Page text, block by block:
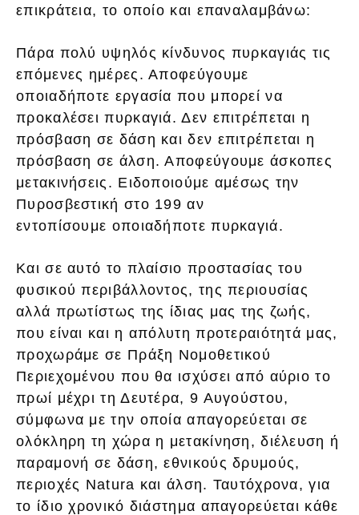
επικράτεια, το οποίο και επαναλαμβάνω:
Πάρα πολύ υψηλός κίνδυνος πυρκαγιάς τις
επόμενες ημέρες. Αποφεύγουμε
οποιαδήποτε εργασία που μπορεί να
προκαλέσει πυρκαγιά. Δεν επιτρέπεται η
πρόσβαση σε δάση και δεν επιτρέπεται η
πρόσβαση σε άλση. Αποφεύγουμε άσκοπες
μετακινήσεις. Ειδοποιούμε αμέσως την
Πυροσβεστική στο 199 αν
εντοπίσουμε οποιαδήποτε πυρκαγιά.
Και σε αυτό το πλαίσιο προστασίας του
φυσικού περιβάλλοντος, της περιουσίας
αλλά πρωτίστως της ίδιας μας της ζωής,
που είναι και η απόλυτη προτεραιότητά μας,
προχωράμε σε Πράξη Νομοθετικού
Περιεχομένου που θα ισχύσει από αύριο το
πρωί μέχρι τη Δευτέρα, 9 Αυγούστου,
σύμφωνα με την οποία απαγορεύεται σε
ολόκληρη τη χώρα η μετακίνηση, διέλευση ή
παραμονή σε δάση, εθνικούς δρυμούς,
περιοχές Natura και άλση. Ταυτόχρονα, για
το ίδιο χρονικό διάστημα απαγορεύεται κάθε